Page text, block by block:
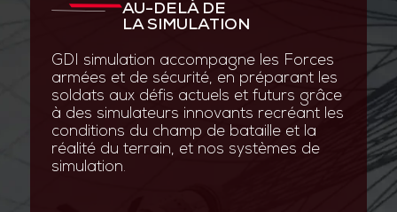
AU-DELÀ DE
LA SIMULATION
GDI simulation accompagne les Forces
armées et de sécurité, en préparant les
soldats aux défis actuels et futurs grâce
à des simulateurs innovants recréant les
conditions du champ de bataille et la
réalité du terrain, et nos systèmes de
simulation.